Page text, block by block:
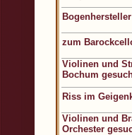
zum
Violinen und
Bochum
Riss im
Violinen und
Orchester